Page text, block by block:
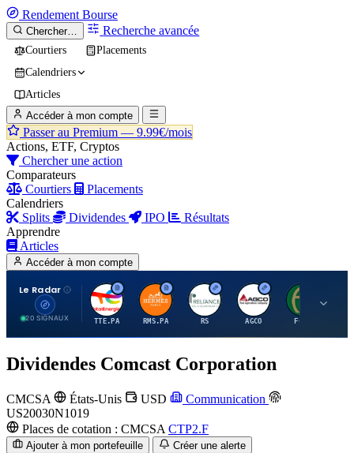
Rendement Bourse
Chercher… Recherche avancée
Courtiers
Placements
Calendriers
Articles
Accéder à mon compte
Passer au Premium — 9.99€/mois
Actions, ETF, Cryptos
Chercher une action
Comparateurs
Courtiers
Placements
Calendriers
Splits
Dividendes IPO
Résultats
Apprendre
Articles
Accéder à mon compte
Le Radar
20 SIGNAUX
T
TTE.PA
H
RMS.PA
R
RS
A
AGCO FCFS
Dividendes Comcast Corporation
CMCSA États-Unis USD
Communication
US20030N1019
Places de cotation : CMCSA CTP2.F
Ajouter à mon portefeuille Créer une alerte